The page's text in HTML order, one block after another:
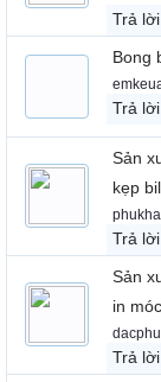
Trả
Bong
Trả
Sản
kẹp
Trả
Sản
in
Trả